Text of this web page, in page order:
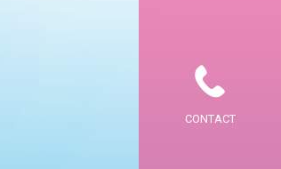
CONTACT